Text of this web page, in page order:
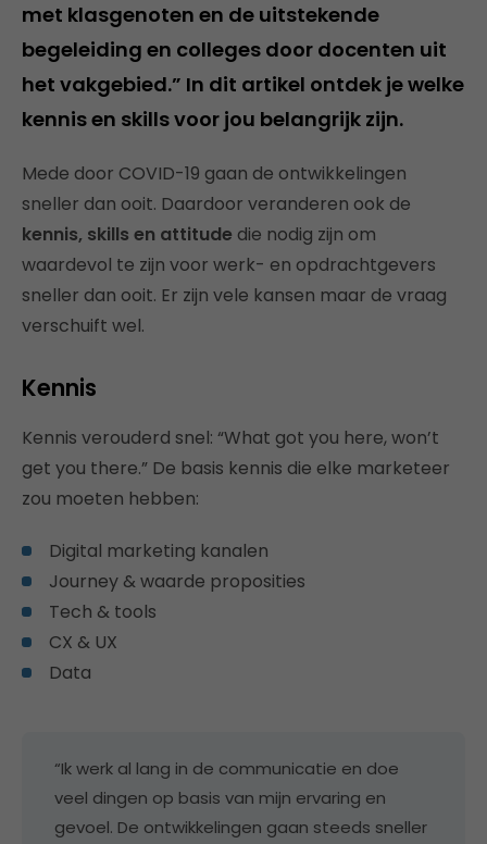
met klasgenoten en de uitstekende
begeleiding en colleges door docenten uit
het vakgebied.” In dit artikel ontdek je welke
kennis en skills voor jou belangrijk zijn.
Mede door COVID-19 gaan de ontwikkelingen
sneller dan ooit. Daardoor veranderen ook de
kennis, skills en attitude die nodig zijn om
waardevol te zijn voor werk- en opdrachtgevers
sneller dan ooit. Er zijn vele kansen maar de vraag
verschuift wel.
Kennis
Kennis verouderd snel: “What got you here, won’t
get you there.” De basis kennis die elke marketeer
zou moeten hebben:
Digital marketing kanalen
​Journey & waarde proposities
Tech & tools
CX & UX
Data
“Ik werk al lang in de communicatie en doe
veel dingen op basis van mijn ervaring en
gevoel. De ontwikkelingen gaan steeds sneller